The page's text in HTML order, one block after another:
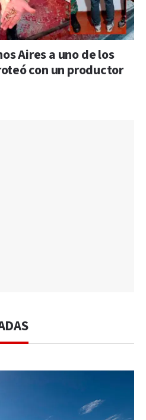
Aires a uno de los
con un productor